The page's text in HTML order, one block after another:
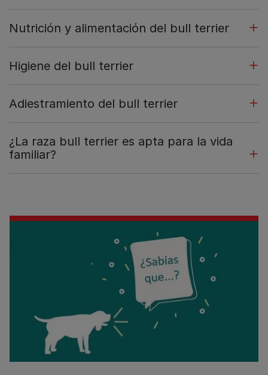
Nutrición y alimentación del bull terrier
Higiene del bull terrier
Adiestramiento del bull terrier
¿La raza bull terrier es apta para la vida
familiar?